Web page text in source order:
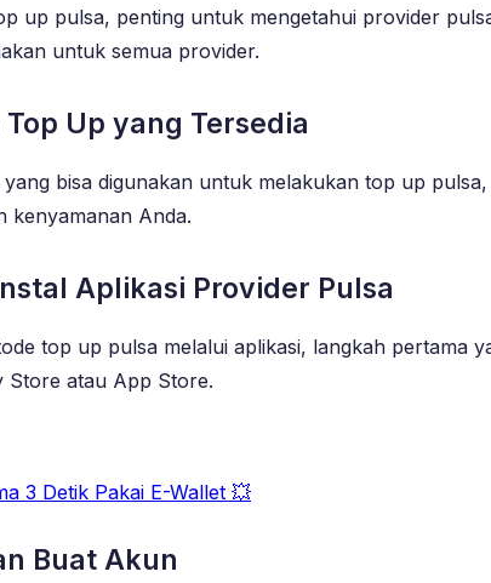
up pulsa, penting untuk mengetahui provider
untuk semua provider.
Up yang Tersedia
bisa digunakan untuk melakukan top up
kenyamanan Anda.
Aplikasi Provider Pulsa
top up pulsa melalui aplikasi, langkah pertama
Store atau App Store.
3 Detik Pakai E-Wallet 💥
Buat Akun